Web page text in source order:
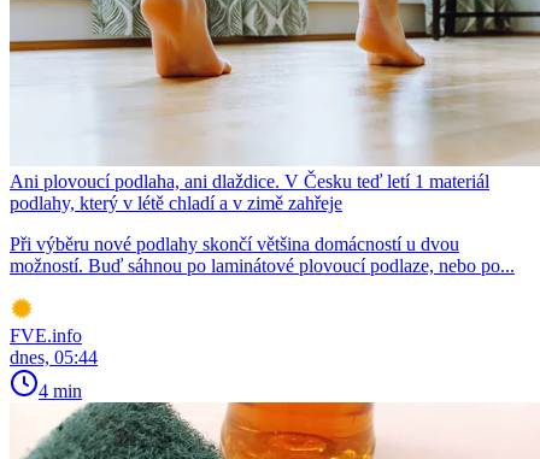
Ani plovoucí podlaha, ani dlaždice. V Česku teď letí 1 materiál
podlahy, který v létě chladí a v zimě zahřeje
Při výběru nové podlahy skončí většina domácností u dvou
možností. Buď sáhnou po laminátové plovoucí podlaze, nebo po...
FVE.info
dnes, 05:44
4 min